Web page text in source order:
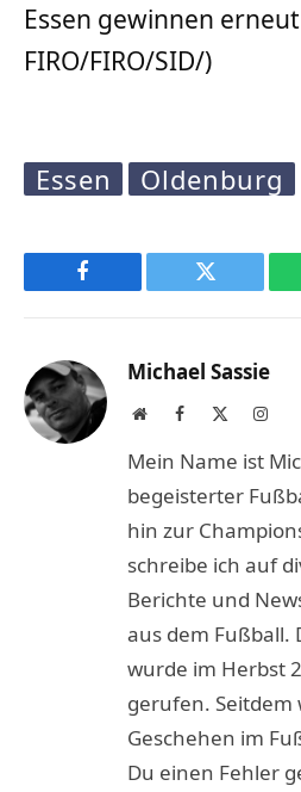
Essen gewinnen
FIRO/FIRO/SID/)
Essen Oldenburg
Facebook Twitter
Michael Sassie
WebsiteFacebook
Mein Name ist
begeisterter
hin zur
schreibe ich auf
Berichte und
aus dem Fußball.
wurde im Herbst
gerufen. Seitdem
Geschehen im
Du einen Fehler